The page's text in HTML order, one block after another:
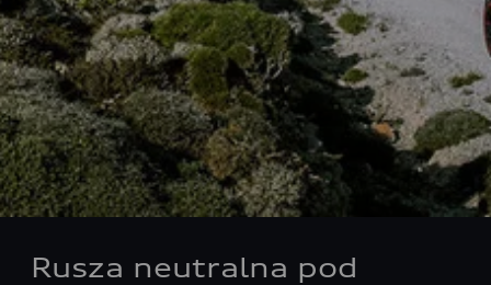
Rusza neutralna pod